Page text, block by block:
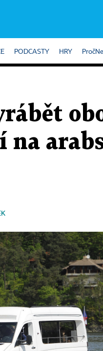
PODCASTY HRY PročNe